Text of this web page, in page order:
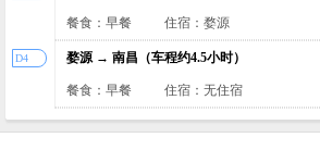
餐食：早餐 住宿：婺源
婺源 → 南昌（车程约4.5小时）
餐食：早餐 住宿：无住宿
D4